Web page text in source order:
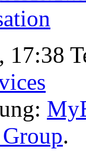
17:38
.